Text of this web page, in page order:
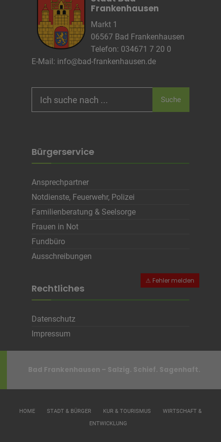
Frankenhausen
Markt 1
06567 Bad Frankenhausen
Telefon: 034671 7 20 0
E-Mail: info@bad-frankenhausen.de
for:
Suche
Bürgerservice
Ansprechpartner
Notdienste, Feuerwehr, Polizei
Familienberatung & Seelsorge
Frauen in Not
Fundbüro
Ausschreibungen
Rechtliches
Datenschutz
Impressum
Bad Frankenhausen – Salzig. Schief. Sagenhaft.
HOME STADT & BÜRGER KUR & TOURISMUS
WIRTSCHAFT &
ENTWICKLUNG